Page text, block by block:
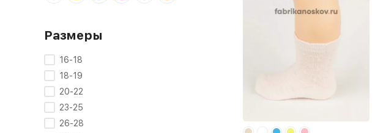
Размеры
16-18
18-19
20-22
23-25
26-28